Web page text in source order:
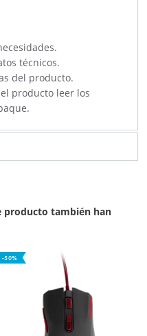
técnicos.
del producto.
producto leer los
producto también han
-50%